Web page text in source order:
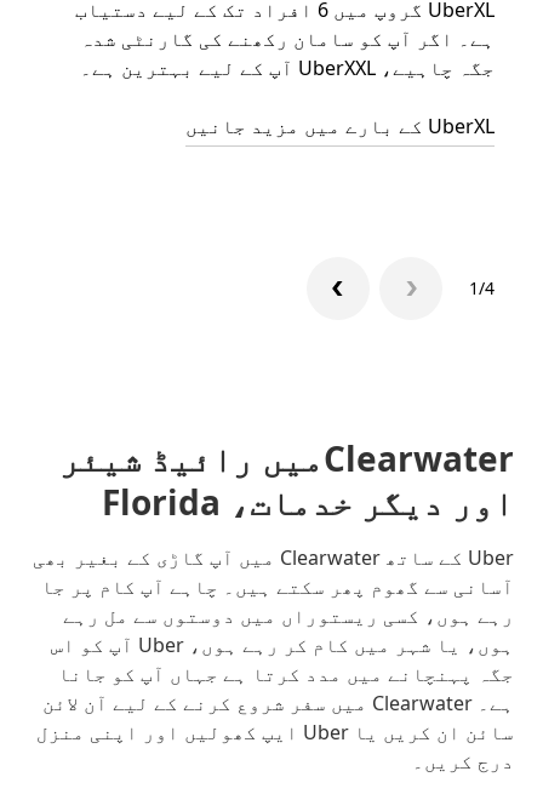
UberXL گروپ میں 6 افراد تک کے لیے دستیاب
ہے۔ اگر آپ کو سامان رکھنے کی گارنٹی شدہ
جگہ چاہیے، UberXXL آپ کے لیے بہترین ہے۔
UberXL کے بارے میں مزید جانیں
1/4
Clearwaterمیں رائیڈ شیئر
اور دیگر خدمات، Florida
Uber کے ساتھ Clearwater میں آپ گاڑی کے بغیر بھی
آسانی سے گھوم پھر سکتے ہیں۔ چاہے آپ کام پر جا
رہے ہوں، کسی ریستوراں میں دوستوں سے مل رہے
ہوں، یا شہر میں کام کر رہے ہوں، Uber آپ کو اس
جگہ پہنچانے میں مدد کرتا ہے جہاں آپ کو جانا
ہے۔ Clearwater میں سفر شروع کرنے کے لیے آن لائن
سائن ان کریں یا Uber ایپ کھولیں اور اپنی منزل
درج کریں۔